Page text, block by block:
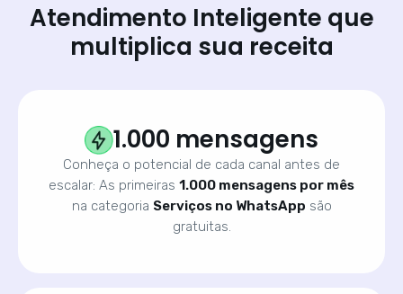
Atendimento Inteligente que
multiplica sua receita
1.000 mensagens
Conheça o potencial de cada canal antes de
escalar: As primeiras 1.000 mensagens por mês
na categoria Serviços no WhatsApp são
gratuitas.